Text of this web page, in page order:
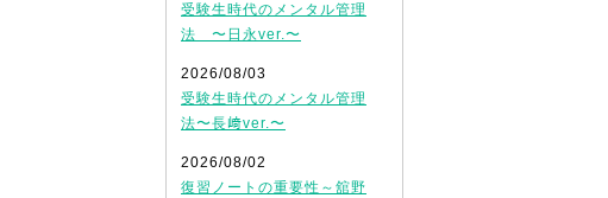
受験生時代のメンタル管理
法 〜日永ver.〜
2026/08/03
受験生時代のメンタル管理
法〜長﨑ver.〜
2026/08/02
復習ノートの重要性～舘野